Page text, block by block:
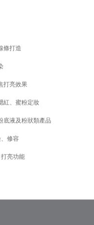
條打造
打亮效果
紅、蜜粉定妝
底液及粉狀類產品
修容
亮功能